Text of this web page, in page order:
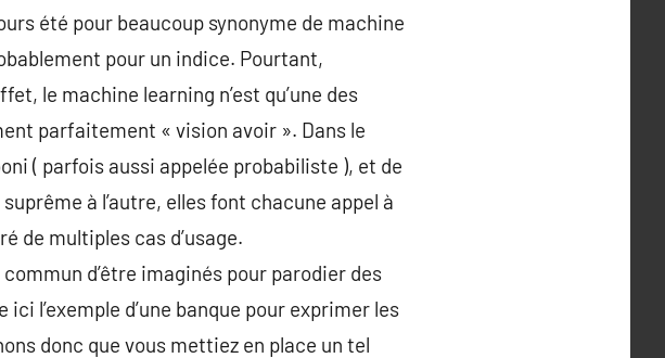
été pour beaucoup synonyme de machine
pour un indice. Pourtant,
le machine learning n’est qu’une des
parfaitement « vision avoir ». Dans le
( parfois aussi appelée probabiliste ), et de
à l’autre, elles font chacune appel à
de multiples cas d’usage.
d’être imaginés pour parodier des
l’exemple d’une banque pour exprimer les
donc que vous mettiez en place un tel